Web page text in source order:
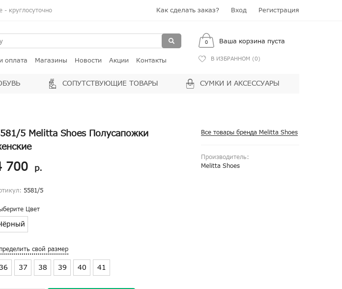
круглосуточно Как сделать заказ? Вход Регистрация
оплата Магазины Новости Акции Контакты
0 Ваша корзина пуста
В ИЗБРАННОМ (0)
СОПУТСТВУЮЩИЕ ТОВАРЫ СУМКИ И АКСЕССУАРЫ
Все товары бренда Melitta Shoes
Производитель:
Melitta Shoes
5 Melitta Shoes Полусапожки
700 р.
5581/5
Цвет
свой размер
36 37 38 39 40 41